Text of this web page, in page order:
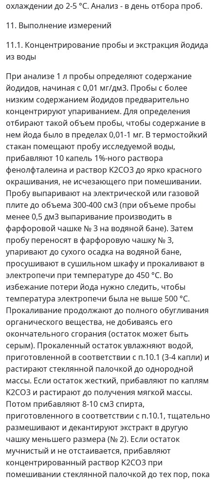
охлаждении до 2-5 °С. Анализ - в день отбора проб.
11. Выполнение измерений
11.1. Концентрирование пробы и экстракция йодида
из воды
При анализе 1 л пробы определяют содержание
йодидов, начиная с 0,01 мг/дм3. Пробы с более
низким содержанием йодидов предварительно
концентрируют упариванием. Для определения
отбирают такой объем пробы, чтобы содержание в
нем йода было в пределах 0,01-1 мг. В термостойкий
стакан помещают пробу исследуемой воды,
прибавляют 10 капель 1%-ного раствора
фенолфталеина и раствор K2CO3до ярко красного
окрашивания, не исчезающего при помешивании.
Пробу выпаривают на электрической или газовой
плите до объема 300-400 см3(при объеме пробы
менее 0,5 дм3 выпаривание производить в
фарфоровой чашке № 3 на водяной бане). Затем
пробу переносят в фарфоровую чашку № 3,
упаривают до сухого осадка на водяной бане,
просушивают в сушильном шкафу и прокаливают в
электропечи при температуре до 450 °С. Во
избежание потери йода нужно следить, чтобы
температура электропечи была не выше 500 °С.
Прокаливание продолжают до полного обугливания
органического вещества, не добиваясь его
окончательного сгорания (остаток может быть
серым). Прокаленный остаток увлажняют водой,
приготовленной в соответствии с п.10.1 (3-4 капли) и
растирают стеклянной палочкой до однородной
массы. Если остаток жесткий, прибавляют по каплям
K2CO3 и растирают до получения мягкой массы.
Потом прибавляют 8-10 см3 спирта,
приготовленного в соответствии с п.10.1, тщательно
размешивают и декантируют экстракт в другую
чашку меньшего размера (№ 2). Если остаток
мучнистый и не отстаивается, прибавляют
концентрированный раствор K2CO3 при
помешивании стеклянной палочкой до тех пор, пока